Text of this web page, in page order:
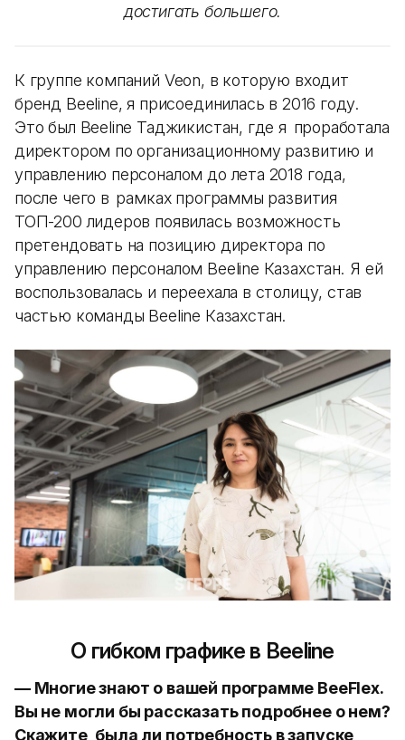
достигать большего.
К группе компаний Veon, в которую входит
бренд Beeline, я присоединилась в 2016 году.
Это был Beeline Таджикистан, где я проработала
директором по организационному развитию и
управлению персоналом до лета 2018 года,
после чего в рамках программы развития
ТОП-200 лидеров появилась возможность
претендовать на позицию директора по
управлению персоналом Beeline Казахстан. Я ей
воспользовалась и переехала в столицу, став
частью команды Beeline Казахстан.
О гибком графике в Beeline
—Многие знают о вашей программе BeeFlex.
Вы не могли бы рассказать подробнее о нем?
Скажите, была ли потребность в запуске